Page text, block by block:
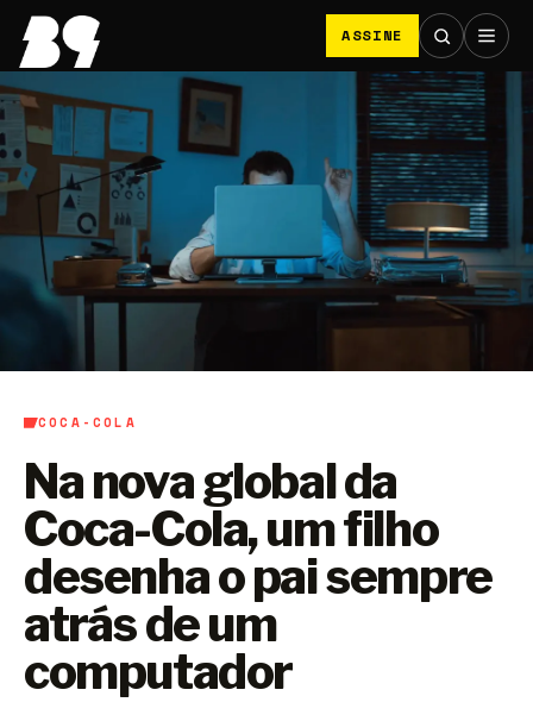
ASSINE
COCA-COLA
Na nova global da
Coca-Cola, um filho
desenha o pai sempre
atrás de um
computador